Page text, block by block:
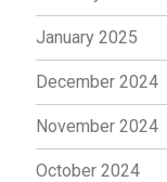
January 2025
December 2024
November 2024
October 2024